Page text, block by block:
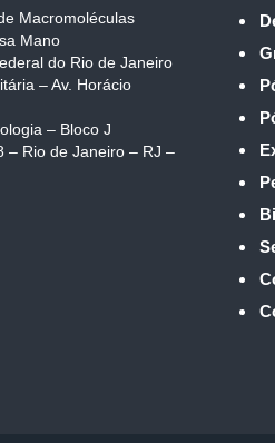
Macromoléculas
Mano
do Rio de Janeiro
– Av. Horácio
– Bloco J
– Rio de Janeiro – RJ –